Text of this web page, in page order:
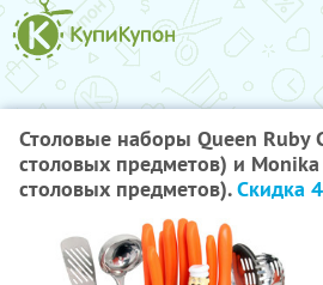
Столовые наборы Queen Ruby
столовых предметов) и
столовых предметов).Скидка